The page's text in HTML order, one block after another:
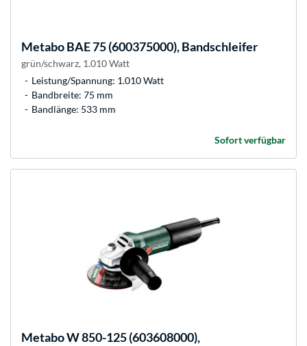
MetaboBAE 75 (600375000), Bandschleifer
grün/schwarz, 1.010 Watt
Leistung/Spannung: 1.010 Watt
Bandbreite: 75 mm
Bandlänge: 533 mm
Sofort verfügbar
MetaboW 850-125 (603608000),